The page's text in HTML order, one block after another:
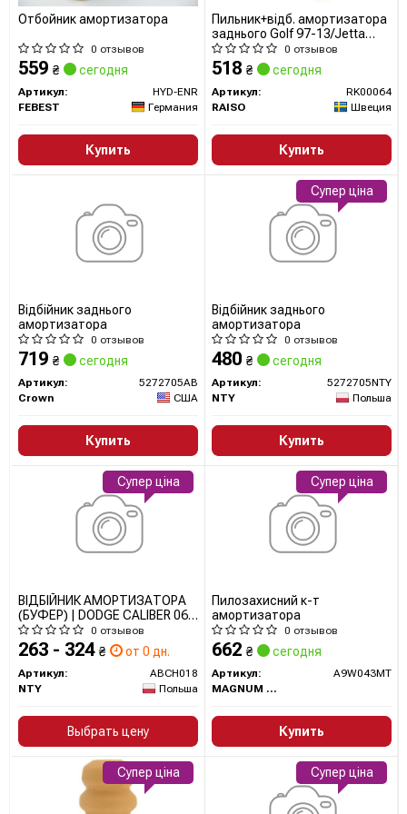
Со своим богатым наследием и передовыми
разработками, SACHS всегда остается лидером в
производстве амортизаторов и подвески, обеспечивая
водителям уверенность в их безопасности и удобстве
во время каждой поездки.
https://aftermarket.zf.com/en/aftermarket-portal/our-
Все запчасти SACHS →
Отбойник амортизатора
0 отзывов
559 ₴ сегодня
Артикул:
HYD-ENR
FEBEST
Германия
Купить
Пильник+відб. амортизатора
заднього Golf 97-13/Jetta
06-/Octavia 96-11 (к-т 2 шт)
0 отзывов
518 ₴ сегодня
Артикул:
RK00064
RAISO
Швеция
Купить
Відбійник заднього
амортизатора
0 отзывов
719 ₴ сегодня
Артикул:
5272705AB
Crown
США
Купить
Відбійник заднього
амортизатора
0 отзывов
480 ₴ сегодня
Артикул:
5272705NTY
NTY
Польша
Купить
Супер ціна
ВІДБІЙНИК АМОРТИЗАТОРА
(БУФЕР) | DODGE CALIBER 06-,
JEEP COMPASS/PATRIOT 06- /
ЗАД/ ABCH018 NTY
0 отзывов
263 - 324 ₴ от 0 дн.
Артикул:
ABCH018
NTY
Польша
Выбрать цену
Супер ціна
Пилозахисний к-т
амортизатора
0 отзывов
662 ₴ сегодня
Артикул:
A9W043MT
MAGNUM TECHNOLOGY
Купить
Супер ціна
Супер ціна Супер ціна